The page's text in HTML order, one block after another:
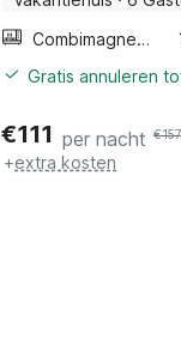
Combimagnetron
Gratis annuleren
€111 per nacht €157
+extra kosten